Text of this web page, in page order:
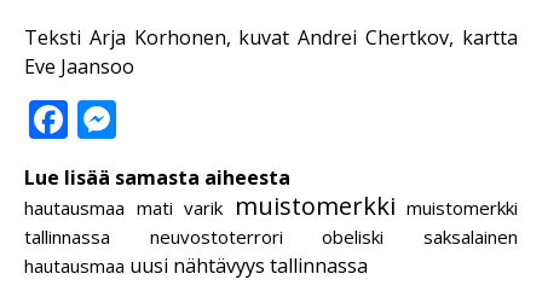
Teksti Arja Korhonen, kuvat Andrei Chertkov, kartta
Eve Jaansoo
Facebook
Lue lisää samasta aiheesta
hautausmaa mati varik muistomerkki muistomerkki
tallinnassa
neuvostoterrori obeliski
saksalainen
hautausmaa uusi nähtävyys tallinnassa